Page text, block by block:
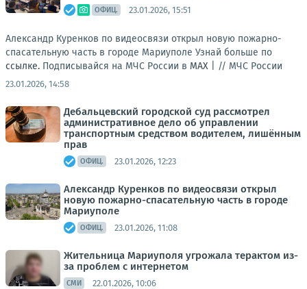
ОФИЦ. 23.01.2026, 15:51
Александр Куренков по видеосвязи открыл новую пожарно-
спасательную часть в городе Мариуполе Узнай больше по
ссылке. Подписывайся на МЧС России в MAX | // МЧС России
23.01.2026, 14:58
Дебальцевский городской суд рассмотрел
административное дело об управлении
транспортным средством водителем, лишённым
прав
ОФИЦ. 23.01.2026, 12:23
Александр Куренков по видеосвязи открыл
новую пожарно-спасательную часть в городе
Мариуполе
ОФИЦ. 23.01.2026, 11:08
Жительница Мариуполя угрожала терактом из-
за проблем с интернетом
СМИ 22.01.2026, 10:06